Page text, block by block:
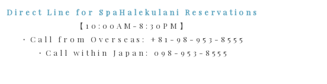
Direct Line for SpaHalekulani Reservations
【10:00AM-8:30PM】
・Call from Overseas: +81-98-953-8555
・Call within Japan: 098-953-8555